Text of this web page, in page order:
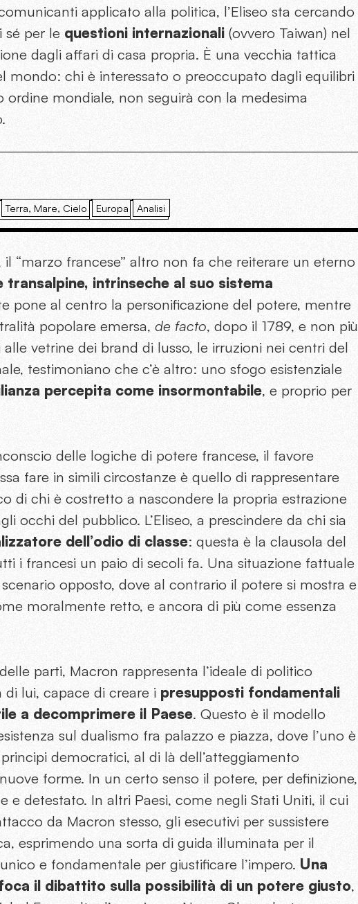
applicato alla politica, l’Eliseo sta cercando
sé per le questioni internazionali (ovvero Taiwan) nel
dagli affari di casa propria. È una vecchia tattica
mondo: chi è interessato o preoccupato dagli equilibri
mondiale, non seguirà con la medesima
Terra, Mare, Cielo Europa Analisi
“marzo francese” altro non fa che reiterare un eterno
transalpine, intrinseche al suo sistema
pone al centro la personificazione del potere, mentre
popolare emersa, de facto, dopo il 1789, e non più
vetrine dei brand di lusso, le irruzioni nei centri del
testimoniano che c’è altro: uno sfogo esistenziale
percepita come insormontabile, e proprio per
delle logiche di potere francese, il favore
fare in simili circostanze è quello di rappresentare
di chi è costretto a nascondere la propria estrazione
occhi del pubblico. L’Eliseo, a prescindere da chi sia
dell’odio di classe: questa è la clausola del
i francesi un paio di secoli fa. Una situazione fattuale
opposto, dove al contrario il potere si mostra e
moralmente retto, e ancora di più come essenza
parti, Macron rappresenta l’ideale di politico
di lui, capace di creare i presupposti fondamentali
a decomprimere il Paese. Questo è il modello
sul dualismo fra palazzo e piazza, dove l’uno è
democratici, al di là dell’atteggiamento
forme. In un certo senso il potere, per definizione,
e detestato. In altri Paesi, come negli Stati Uniti, il cui
da Macron stesso, gli esecutivi per sussistere
esprimendo una sorta di guida illuminata per il
e fondamentale per giustificare l’impero. Una
il dibattito sulla possibilità di un potere giusto,